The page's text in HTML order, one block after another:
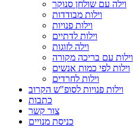
וילה עם שולחן סנוקר
וילות מבודדות
וילות פנויות
וילות לדתיים
וילה לזוגות
וילות עם בריכה מקורה
וילות לפי כמות אנשים
וילות לחרדים
וילות פנויות לסופ"ש הקרוב
כתבות
צור קשר
כניסת מנויים